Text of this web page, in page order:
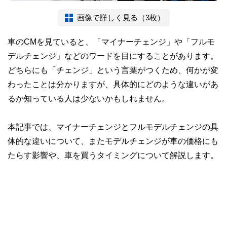
画像で詳しく見る（3枚）
車のCMを見ていると、「マイナーチェンジ」や「フルモ
デルチェンジ」などのワードを目にすることがあります。
どちらにも「チェンジ」という言葉がつくため、何かが変
わったことは分かりますが、具体的にどのような違いがあ
るか知っている人は少ないかもしれません。
本記事では、マイナーチェンジとフルモデルチェンジの具
体的な違いについて、またモデルチェンジが車の価格にも
たらす影響や、車を買うタイミングについて解説します。